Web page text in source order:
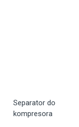
Separator do
kompresora